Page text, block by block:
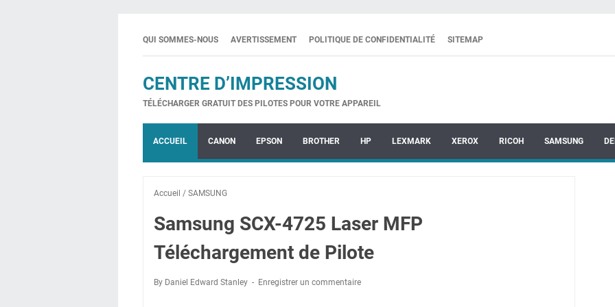
QUI SOMMES-NOUS AVERTISSEMENT POLITIQUE DE CONFIDENTIALITÉ SITEMAP
CENTRE D’IMPRESSION
TÉLÉCHARGER GRATUIT DES PILOTES POUR VOTRE APPAREIL
ACCUEIL CANON EPSON BROTHER HP LEXMARK XEROX RICOH SAMSUNG
Accueil / SAMSUNG
Samsung SCX-4725 Laser MFP
Téléchargement de Pilote
By Daniel Edward Stanley Enregistrer un commentaire